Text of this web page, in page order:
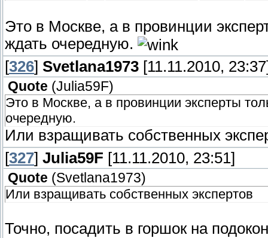
Это в Москве, а в провинции
ждать очередную.
[326] Svetlana1973 [11.11.2010,
Quote (Julia59F)
Это в Москве, а в провинции эксперты
очередную.
Или взращивать собственных
[327] Julia59F [11.11.2010, 23:51]
Quote (Svetlana1973)
Или взращивать собственных экспертов
Точно, посадить в горшок на